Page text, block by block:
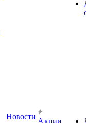
Новости
Акции